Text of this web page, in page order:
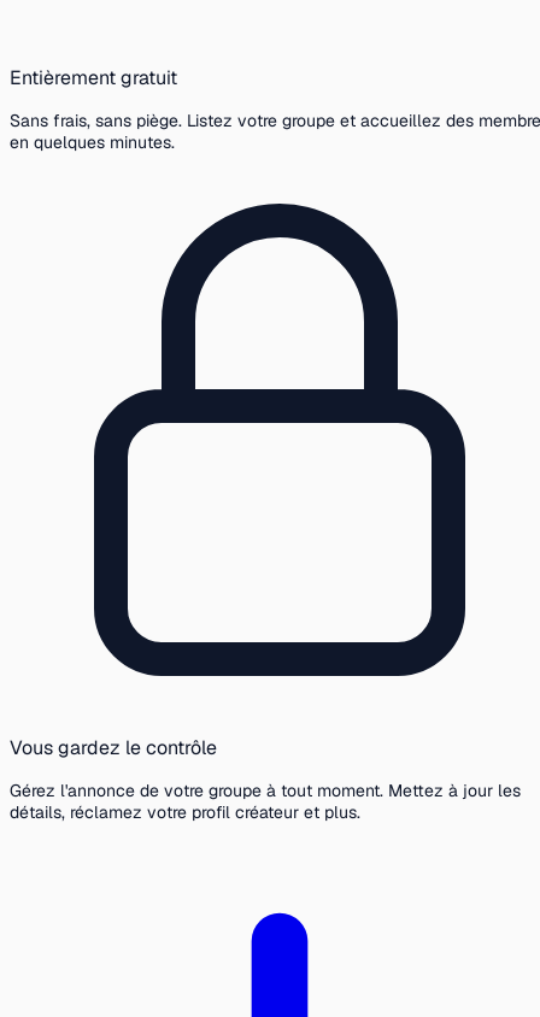
Entièrement gratuit
Sans frais, sans piège. Listez votre groupe et accueillez des
en quelques minutes.
Vous gardez le contrôle
Gérez l'annonce de votre groupe à tout moment. Mettez à jour les
détails, réclamez votre profil créateur et plus.